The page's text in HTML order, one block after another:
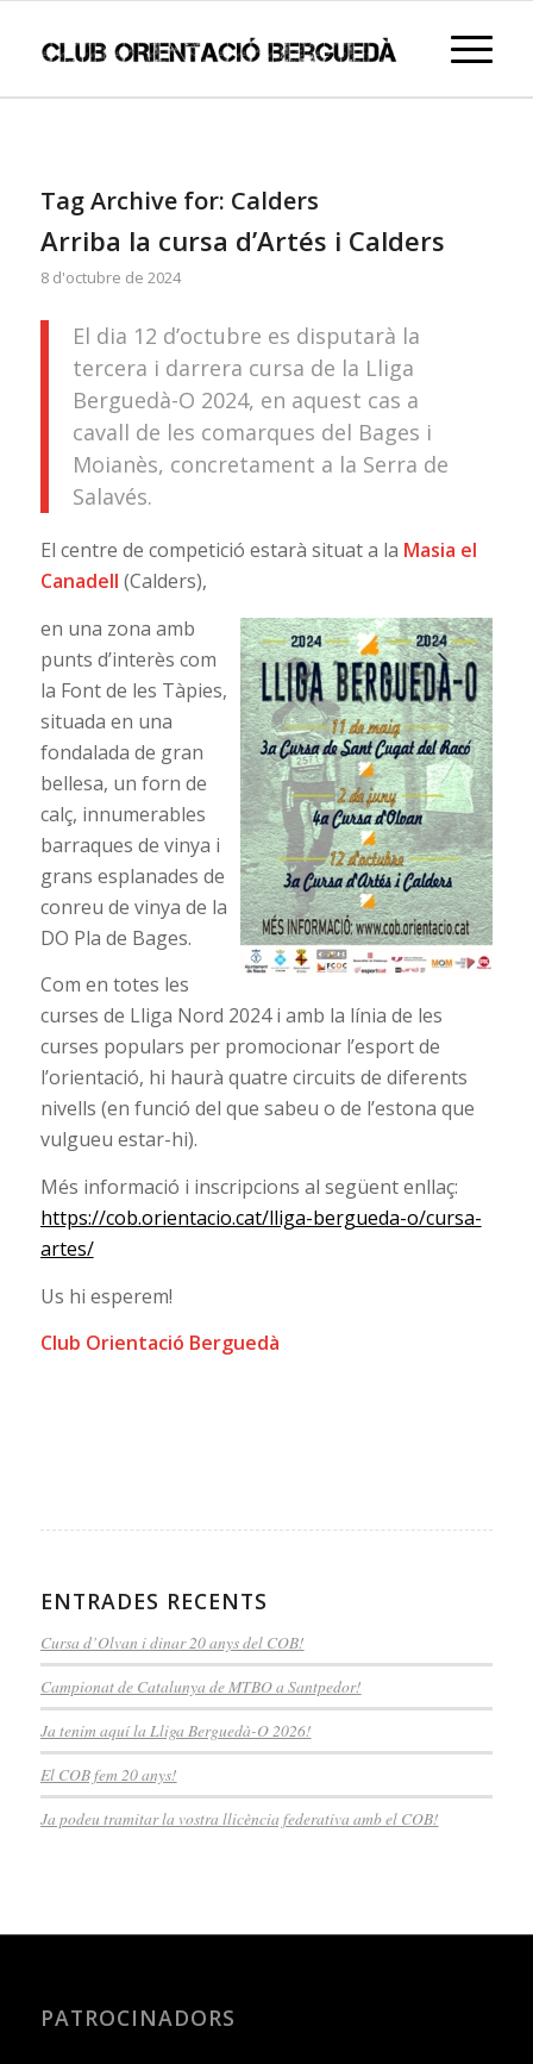
Tag Archive for: Calders
Arriba la cursa d’Artés i Calders
8 d'octubre de 2024
El dia 12 d’octubre es disputarà la
tercera i darrera cursa de la Lliga
Berguedà-O 2024, en aquest cas a
cavall de les comarques del Bages i
Moianès, concretament a la Serra de
Salavés.
El centre de competició estarà situat a la Masia el
Canadell (Calders),
en una zona amb
punts d’interès com
la Font de les Tàpies,
situada en una
fondalada de gran
bellesa, un forn de
calç, innumerables
barraques de vinya i
grans esplanades de
conreu de vinya de la
DO Pla de Bages.
Com en totes les
curses de Lliga Nord 2024 i amb la línia de les
curses populars per promocionar l’esport de
l’orientació, hi haurà quatre circuits de diferents
nivells (en funció del que sabeu o de l’estona que
vulgueu estar-hi).
Més informació i inscripcions al següent enllaç:
https://cob.orientacio.cat/lliga-bergueda-o/cursa-
artes/
Us hi esperem!
Club Orientació Berguedà
ENTRADES RECENTS
Cursa d’Olvan i dinar 20 anys del COB!
Campionat de Catalunya de MTBO a Santpedor!
Ja tenim aquí la Lliga Berguedà-O 2026!
El COB fem 20 anys!
Ja podeu tramitar la vostra llicència federativa amb el COB!
PATROCINADORS